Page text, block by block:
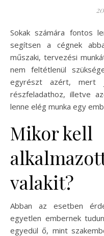
Sokak számára fontos lenne, hogy egy mérnök ember
segítsen a cégnek
műszaki, tervezési
nem feltétlenül
egyrészt azért, mert
részfeladathoz, illetve
lenne elég munka egy
Mikor kell
valakit?
Abban az esetben
egyetlen embernek
egyedül ő, mint